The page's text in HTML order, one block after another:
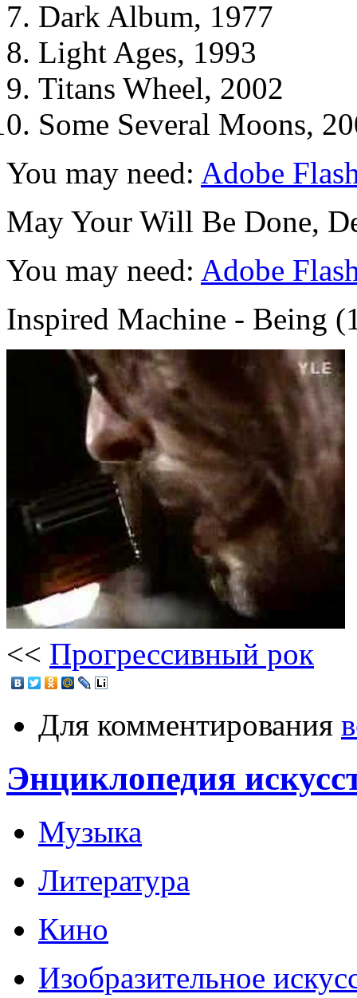
Dark Album, 1977
Light Ages, 1993
Titans Wheel, 2002
Some Several Moons,
You may need: Adobe
May Your Will Be Done,
You may need: Adobe
Inspired Machine - Being
<< Прогрессивный рок
Для комментирования
Энциклопедия
Музыка
Литература
Кино
Изобразительное